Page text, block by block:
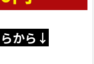
から↓